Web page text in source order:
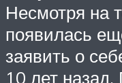
Несмотря на
появилась
заявить о
10 лет